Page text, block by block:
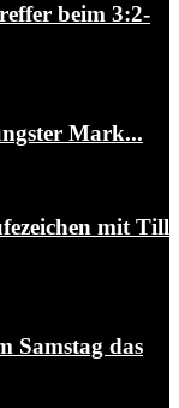
beim 3:2-
Mark...
mit Till
Samstag das